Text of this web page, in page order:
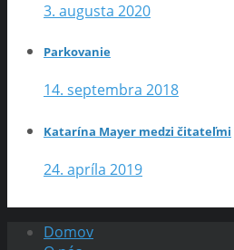
3. augusta 2020
Parkovanie
14. septembra 2018
Katarína Mayer medzi čitateľmi
24. apríla 2019
Domov